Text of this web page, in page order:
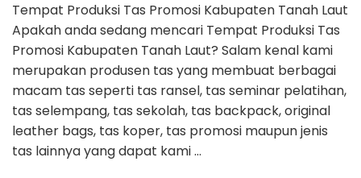
Tempat Produksi Tas Promosi Kabupaten Tanah Laut
Apakah anda sedang mencari Tempat Produksi Tas
Promosi Kabupaten Tanah Laut? Salam kenal kami
merupakan produsen tas yang membuat berbagai
macam tas seperti tas ransel, tas seminar pelatihan,
tas selempang, tas sekolah, tas backpack, original
leather bags, tas koper, tas promosi maupun jenis
tas lainnya yang dapat kami …